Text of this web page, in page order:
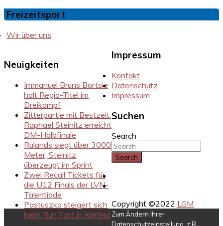
Freizeitsport
Wir über uns
Neuigkeiten
Immanuel Bruns Bortsie
holt Regio-Titel im
Dreikampf
Zitterpartie mit Bestzeit:
Raphael Steinitz erreicht
DM-Halbfinale
Rulands siegt über 3000
Meter, Steinitz
überzeugt im Sprint
Zwei Recall Tickets für
die U12 Finals der LVN-
Talentiade
Pastuszko steigert sich
beim Run Fast in Krefeld
Impressum
Kontakt
Datenschutz
Impressum
Suchen
Search
Copyright ©2022 LGM
Zum Ändern Ihrer
Datenschutzeinstellung, z.B.